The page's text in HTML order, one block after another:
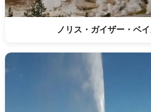
ノリス・ガイザー・ベ